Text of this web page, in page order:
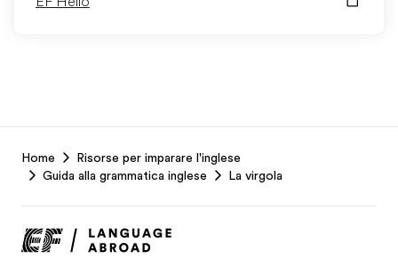
Footer
Home
Risorse per imparare l'inglese
Guida alla grammatica inglese
La virgola